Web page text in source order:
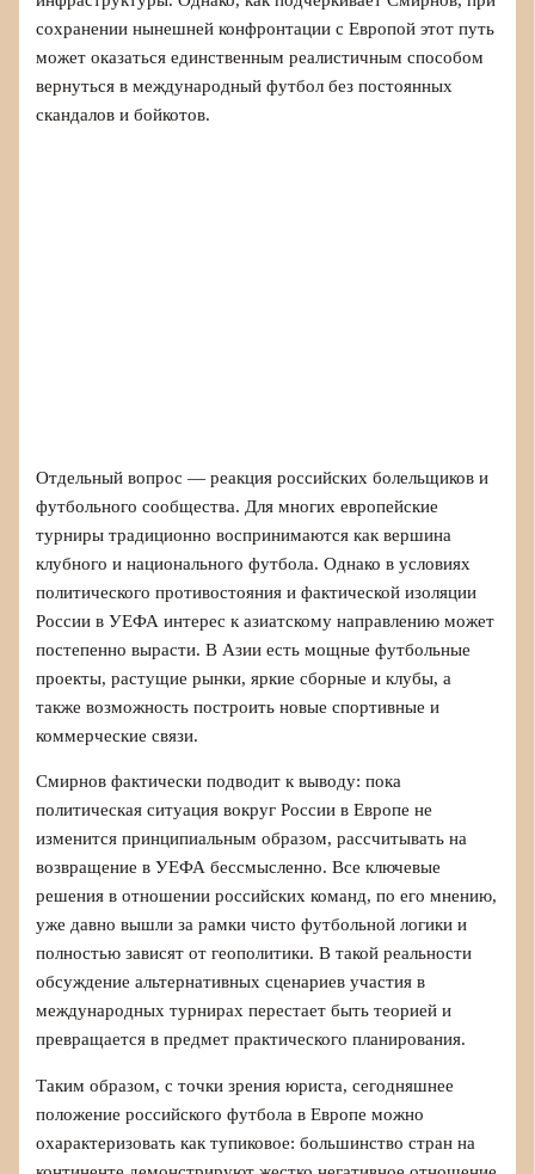
сохранении нынешней конфронтации с Европой этот путь
может оказаться единственным реалистичным способом
вернуться в международный футбол без постоянных
скандалов и бойкотов.
Отдельный вопрос — реакция российских болельщиков и
футбольного сообщества. Для многих европейские
турниры традиционно воспринимаются как вершина
клубного и национального футбола. Однако в условиях
политического противостояния и фактической изоляции
России в УЕФА интерес к азиатскому направлению может
постепенно вырасти. В Азии есть мощные футбольные
проекты, растущие рынки, яркие сборные и клубы, а
также возможность построить новые спортивные и
коммерческие связи.
Смирнов фактически подводит к выводу: пока
политическая ситуация вокруг России в Европе не
изменится принципиальным образом, рассчитывать на
возвращение в УЕФА бессмысленно. Все ключевые
решения в отношении российских команд, по его мнению,
уже давно вышли за рамки чисто футбольной логики и
полностью зависят от геополитики. В такой реальности
обсуждение альтернативных сценариев участия в
международных турнирах перестает быть теорией и
превращается в предмет практического планирования.
Таким образом, с точки зрения юриста, сегодняшнее
положение российского футбола в Европе можно
охарактеризовать как тупиковое: большинство стран на